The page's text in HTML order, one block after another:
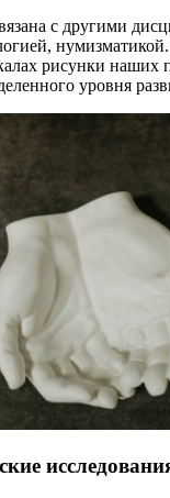
с другими
рисунки наших
уровня